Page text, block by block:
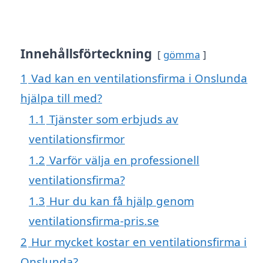
Innehållsförteckning gömma
1 Vad kan en ventilationsfirma i Onslunda
hjälpa till med?
1.1 Tjänster som erbjuds av
ventilationsfirmor
1.2 Varför välja en professionell
ventilationsfirma?
1.3 Hur du kan få hjälp genom
ventilationsfirma-pris.se
2 Hur mycket kostar en ventilationsfirma i